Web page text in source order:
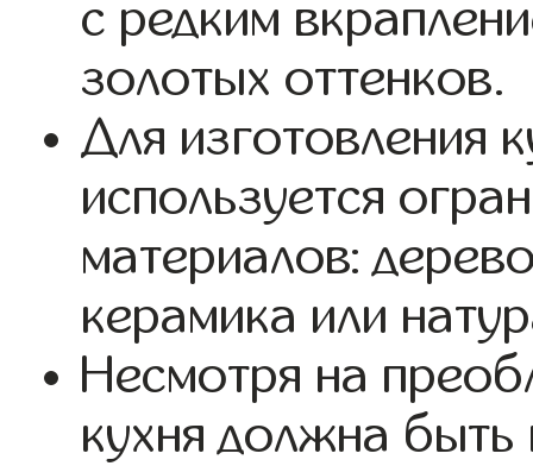
с редким
золотых оттенков.
Для изготовления
используется
материалов:
керамика или
Несмотря на
кухня должна